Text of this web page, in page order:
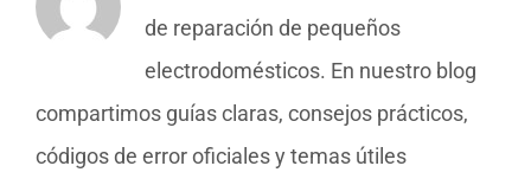
de reparación de pequeños
electrodomésticos. En nuestro blog
compartimos guías claras, consejos prácticos,
códigos de error oficiales y temas útiles